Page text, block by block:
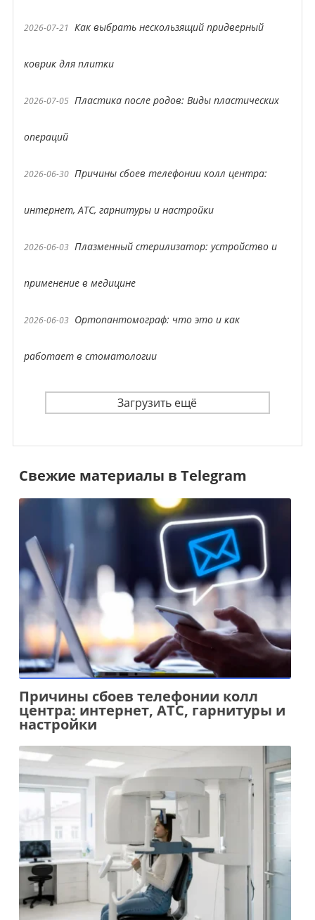
2026-07-21 Как выбрать нескользящий придверный
коврик для плитки
2026-07-05 Пластика после родов: Виды пластических
операций
2026-06-30 Причины сбоев телефонии колл центра:
интернет, АТС, гарнитуры и настройки
2026-06-03 Плазменный стерилизатор: устройство и
применение в медицине
2026-06-03 Ортопантомограф: что это и как
работает в стоматологии
Загрузить ещё
Свежие материалы в Telegram
Причины сбоев телефонии колл
центра: интернет, АТС, гарнитуры и
настройки